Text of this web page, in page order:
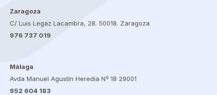
Zaragoza
C/ Luis Legaz Lacambra, 28. 50018. Zaragoza
976 737 019
Málaga
Avda Manuel Agustín Heredia Nº 18 29001
952 604 183